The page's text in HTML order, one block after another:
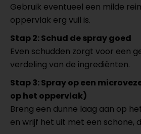
Gebruik eventueel een milde
oppervlak erg vuil is.
Stap 2: Schud de spray goed
Even schudden zorgt voor een
verdeling van de ingrediënten.
Stap 3: Spray op een
op het oppervlak)
Breng een dunne laag aan op
en wrijf het uit met een schone,